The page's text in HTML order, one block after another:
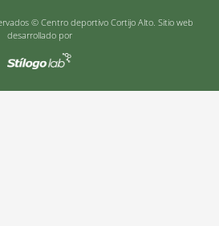
© Centro deportivo Cortijo Alto. Sitio web
desarrollado por